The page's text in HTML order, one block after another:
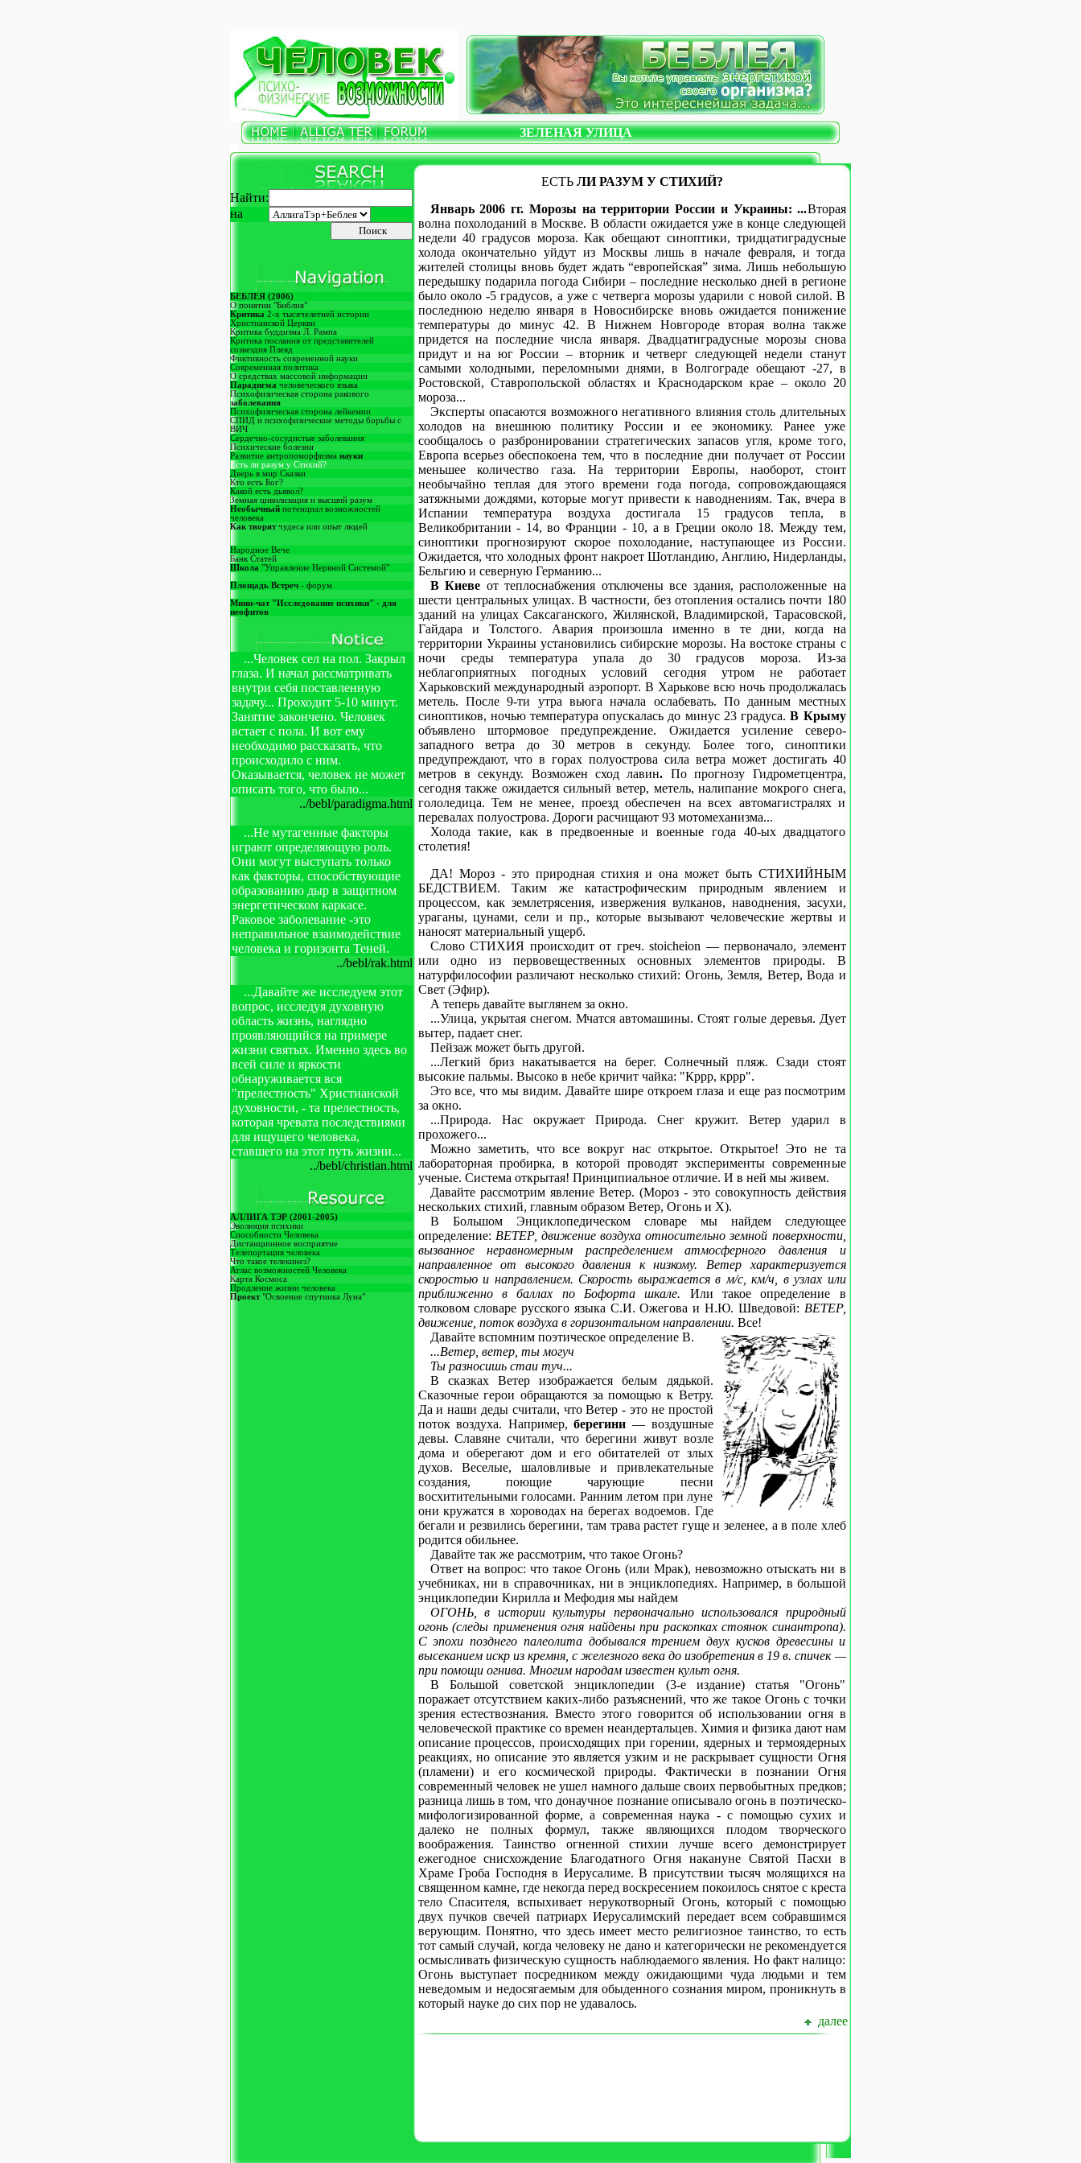
ЗЕЛЕНАЯ УЛИЦА
Найти:
на
БЕБЛЕЯ (2006)
О понятии "Библия"
Критика 2-х тысячелетней истории
Христианской Церкви
Критика буддизма Л. Рампа
Критика послания от представителей
созвездия Плеяд
Фиктивность современной науки
Современная политика
О средствах массовой информации
Парадигма человеческого языка
Психофизическая сторона ракового
заболевания
Психофизическая сторона лейкемии
СПИД и психофизические методы борьбы с
ВИЧ
Сердечно-сосудистые заболевания
Психические болезни
Развитие антропоморфизма науки
Есть ли разум у Стихий?
Дверь в мир Сказки
Кто есть Бог?
Какой есть дьявол?
Земная цивилизация и высший разум
Необычный потенциал возможностей
человека
Как творятчудеса или опыт людей
Народное Вече
Банк Статей
Школа "Управление Нервной Системой"
Площадь Встреч - форум
Мини-чат "Исследование психики" - для
неофитов
...Человек сел на пол. Закрыл
глаза. И начал рассматривать
внутри себя поставленную
задачу... Проходит 5-10 минут.
Занятие закончено. Человек
встает с пола. И вот ему
необходимо рассказать, что
происходило с ним.
Оказывается, человек не может
описать того, что было...
../bebl/paradigma.html
...Не мутагенные факторы
играют определяющую роль.
Они могут выступать только
как факторы, способствующие
образованию дыр в защитном
энергетическом каркасе.
Раковое заболевание -это
неправильное взаимодействие
человека и горизонта Теней.
../bebl/rak.html
...Давайте же исследуем этот
вопрос, исследуя духовную
область жизнь, наглядно
проявляющийся на примере
жизни святых. Именно здесь во
всей силе и яркости
обнаруживается вся
"прелестность" Христианской
духовности, - та прелестность,
которая чревата последствиями
для ищущего человека,
ставшего на этот путь жизни...
../bebl/christian.html
АЛЛИГА ТЭР (2001-2005)
Эволюция психики
Способности Человека
Дистанционное восприятие
Телепортация человека
Что такое телекинез?
Атлас возможностей Человека
Карта Космоса
Продление жизни человека
Проект"Освоение спутника Луна"
ЕСТЬЛИ РАЗУМ У СТИХИЙ?
Январь 2006 гг. Морозы на территории России и Украины: ...Вторая
волна похолоданий в Москве. В области ожидается уже в конце следующей
недели 40 градусов мороза. Как обещают синоптики, тридцатиградусные
холода окончательно уйдут из Москвы лишь в начале февраля, и тогда
жителей столицы вновь будет ждать “европейская” зима. Лишь небольшую
передышку подарила погода Сибири – последние несколько дней в регионе
было около -5 градусов, а уже с четверга морозы ударили с новой силой. В
последнюю неделю января в Новосибирске вновь ожидается понижение
температуры до минус 42. В Нижнем Новгороде вторая волна также
придется на последние числа января. Двадцатиградусные морозы снова
придут и на юг России – вторник и четверг следующей недели станут
самыми холодными, переломными днями, в Волгограде обещают -27, в
Ростовской, Ставропольской областях и Краснодарском крае – около 20
мороза...
Эксперты опасаются возможного негативного влияния столь длительных
холодов на внешнюю политику России и ее экономику. Ранее уже
сообщалось о разбронировании стратегических запасов угля, кроме того,
Европа всерьез обеспокоена тем, что в последние дни получает от России
меньшее количество газа. На территории Европы, наоборот, стоит
необычайно теплая для этого времени года погода, сопровождающаяся
затяжными дождями, которые могут привести к наводнениям. Так, вчера в
Испании температура воздуха достигала 15 градусов тепла, в
Великобритании - 14, во Франции - 10, а в Греции около 18. Между тем,
синоптики прогнозируют скорое похолодание, наступающее из России.
Ожидается, что холодных фронт накроет Шотландию, Англию, Нидерланды,
Бельгию и северную Германию...
В Киеве от теплоснабжения отключены все здания, расположенные на
шести центральных улицах. В частности, без отопления остались почти 180
зданий на улицах Саксаганского, Жилянской, Владимирской, Тарасовской,
Гайдара и Толстого. Авария произошла именно в те дни, когда на
территории Украины установились сибирские морозы. На востоке страны с
ночи среды температура упала до 30 градусов мороза.
Из-за
неблагоприятных погодных условий сегодня утром не работает
Харьковский международный аэропорт. В Харькове всю ночь продолжалась
метель. После 9-ти утра вьюга начала ослабевать. По данным местных
синоптиков, ночью температура опускалась до минус 23 градуса.В Крыму
объявлено штормовое предупреждение. Ожидается усиление северо-
западного ветра до 30 метров в секунду. Более того, синоптики
предупреждают, что в горах полуострова сила ветра может достигать 40
метров в секунду. Возможен сход лавин. По прогнозу Гидрометцентра,
сегодня также ожидается сильный ветер, метель, налипание мокрого снега,
гололедица. Тем не менее, проезд обеспечен на всех автомагистралях и
перевалах полуострова. Дороги расчищают 93 мотомеханизма...
Холода такие, как в предвоенные и военные года 40-ых двадцатого
столетия!
ДА! Мороз - это природная стихия и она может быть СТИХИЙНЫМ
БЕДСТВИЕМ. Таким же катастрофическим природным явлением и
процессом, как землетрясения, извержения вулканов, наводнения, засухи,
ураганы, цунами, сели и пр., которые вызывают человеческие жертвы и
наносят материальный ущерб.
Слово СТИХИЯ происходит от греч. stoicheion — первоначало, элемент
или одно из первовещественных основных элементов природы. В
натурфилософии различают несколько стихий: Огонь, Земля, Ветер, Вода и
Свет (Эфир).
А теперь давайте выглянем за окно.
...Улица, укрытая снегом. Мчатся автомашины. Стоят голые деревья. Дует
вытер, падает снег.
Пейзаж может быть другой.
...Легкий бриз накатывается на берег. Солнечный пляж. Сзади стоят
высокие пальмы. Высоко в небе кричит чайка: "Кррр, кррр".
Это все, что мы видим. Давайте шире откроем глаза и еще раз посмотрим
за окно.
...Природа. Нас окружает Природа. Снег кружит. Ветер ударил в
прохожего...
Можно заметить, что все вокруг нас открытое. Открытое! Это не та
лабораторная пробирка, в которой проводят эксперименты современные
ученые. Система открытая! Принципиальное отличие. И в ней мы живем.
Давайте рассмотрим явление Ветер. (Мороз - это совокупность действия
нескольких стихий, главным образом Ветер, Огонь и Х).
В Большом Энциклопедическом словаре мы найдем следующее
определение: ВЕТЕР, движение воздуха относительно земной поверхности,
вызванное неравномерным распределением атмосферного давления и
направленное от высокого давления к низкому. Ветер характеризуется
скоростью и направлением. Скорость выражается в м/с, км/ч, в узлах или
приближенно в баллах по Бофорта шкале. Или такое определение в
толковом словаре русского языка С.И. Ожегова и Н.Ю. Шведовой: ВЕТЕР,
движение, поток воздуха в горизонтальном направлении. Все!
Давайте вспомним поэтическое определение В.
...Ветер, ветер, ты могуч
Ты разносишь стаи туч...
В сказках Ветер изображается белым дядькой.
Сказочные герои обращаются за помощью к Ветру.
Да и наши деды считали, что Ветер - это не простой
поток воздуха. Например,берегини — воздушные
девы. Славяне считали, что берегини живут возле
дома и оберегают дом и его обитателей от злых
духов. Веселые, шаловливые и привлекательные
создания, поющие чарующие песни
восхитительными голосами. Ранним летом при луне
они кружатся в хороводах на берегах водоемов. Где
бегали и резвились берегини, там трава растет гуще и зеленее, а в поле хлеб
родится обильнее.
Давайте так же рассмотрим, что такое Огонь?
Ответ на вопрос: что такое Огонь (или Мрак), невозможно отыскать ни в
учебниках, ни в справочниках, ни в энциклопедиях. Например, в большой
энциклопедии Кирилла и Мефодия мы найдем
ОГОНЬ, в истории культуры первоначально использовался природный
огонь (следы применения огня найдены при раскопках стоянок синантропа).
С эпохи позднего палеолита добывался трением двух кусков древесины и
высеканием искр из кремня, с железного века до изобретения в 19 в. спичек —
при помощи огнива. Многим народам известен культ огня.
В Большой советской энциклопедии (3-е издание) статья "Огонь"
поражает отсутствием каких-либо разъяснений, что же такое Огонь с точки
зрения естествознания. Вместо этого говорится об использовании огня в
человеческой практике со времен неандертальцев. Химия и физика дают нам
описание процессов, происходящих при горении, ядерных и термоядерных
реакциях, но описание это является узким и не раскрывает сущности Огня
(пламени) и его космической природы. Фактически в познании Огня
современный человек не ушел намного дальше своих первобытных предков;
разница лишь в том, что донаучное познание описывало огонь в поэтическо-
мифологизированной форме, а современная наука - с помощью сухих и
далеко не полных формул, также являющихся плодом творческого
воображения. Таинство огненной стихии лучше всего демонстрирует
ежегодное снисхождение Благодатного Огня накануне Святой Пасхи в
Храме Гроба Господня в Иерусалиме. В присутствии тысяч молящихся на
священном камне, где некогда перед воскресением покоилось снятое с креста
тело Спасителя, вспыхивает нерукотворный Огонь, который с помощью
двух пучков свечей патриарх Иерусалимский передает всем собравшимся
верующим. Понятно, что здесь имеет место религиозное таинство, то есть
тот самый случай, когда человеку не дано и категорически не рекомендуется
осмысливать физическую сущность наблюдаемого явления. Но факт налицо:
Огонь выступает посредником между ожидающими чуда людьми и тем
неведомым и недосягаемым для обыденного сознания миром, проникнуть в
который науке до сих пор не удавалось.
далее